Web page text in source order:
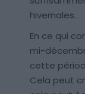
hivernales.
En ce qui
mi-
cette
Cela peut